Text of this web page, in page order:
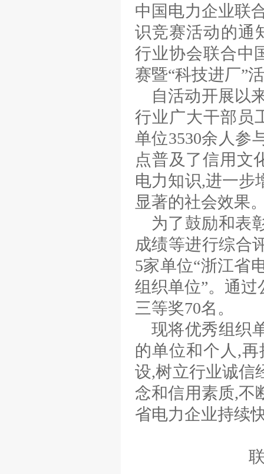
中国电力企业联
识竞赛活动的通
行业协会联合中
赛暨“科技进厂”
自活动开展以
行业广大干部员
单位3530余人参
点普及了信用文
电力知识,进一步
显著的社会效果
为了鼓励和表
成绩等进行综合
5家单位“浙江省
组织单位”。通
三等奖70名。
现将优秀组织
的单位和个人,
设,树立行业诚信
念和信用素质,不
省电力企业持续